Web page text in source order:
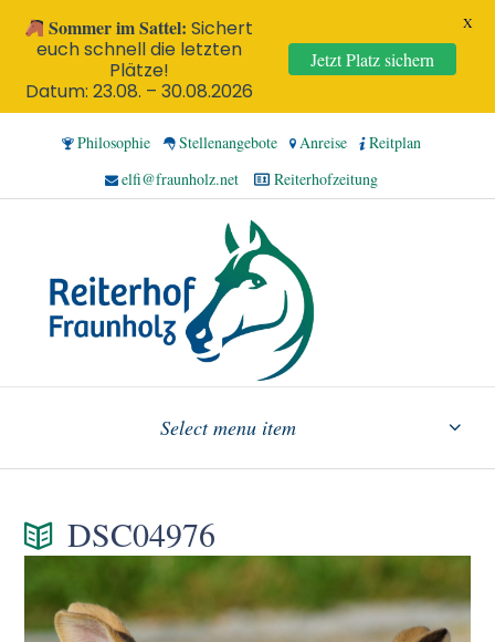
Philosophie Stellenangebote Anreise
Reitplan
elfi@fraunholz.net
Reiterhofzeitung
Select menu item
DSC04976
Sommer im Sattel:Sichert
euch schnell die letzten
Plätze!
Datum: 23.08. – 30.08.2026
Jetzt Platz sichern
X